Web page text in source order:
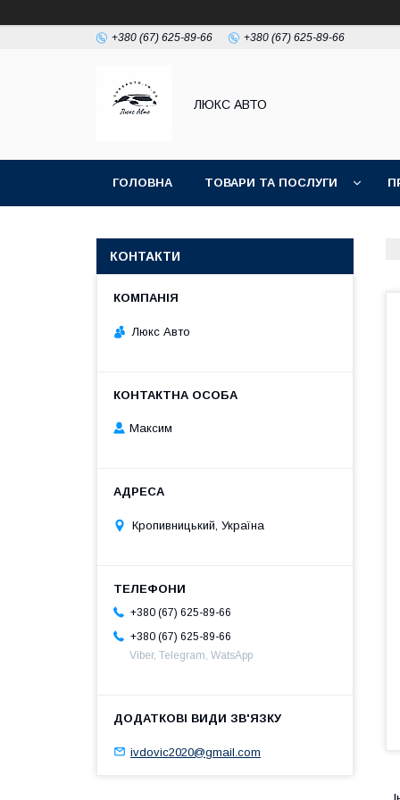
+380 (67) 625-89-66 +380 (67) 625-89-66
ЛЮКС АВТО
ГОЛОВНА ТОВАРИ ТА ПОСЛУГИ
КОНТАКТИ
Люкс Авто
Максим
Кропивницький, Україна
+380 (67) 625-89-66
+380 (67) 625-89-66
Viber, Telegram, WatsApp
ivdovic2020@gmail.com